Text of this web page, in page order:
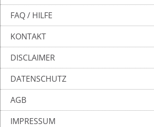
FAQ / HILFE
KONTAKT
DISCLAIMER
DATENSCHUTZ
AGB
IMPRESSUM